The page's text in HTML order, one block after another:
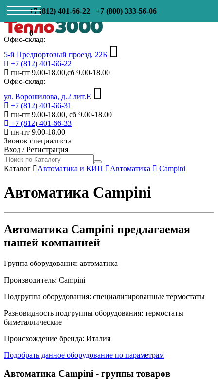
+7 (812) 401-66-22 +7 (800) 333-56-06
0
Офис-склад:
5-й Предпортовый проезд, 22Б
+7 (812) 401-66-22
пн-пт 9.00-18.00,сб 9.00-18.00
Офис-склад:
ул. Ворошилова, д.2 лит.Е
+7 (812) 401-66-31
пн-пт 9.00-18.00, сб 9.00-18.00
+7 (812) 401-66-33
пн-пт 9.00-18.00
Звонок специалиста
Вход /Регистрация
Каталог Автоматика и КИП Автоматика Campini
Автоматика Campini
Автоматика Campini предлагаемая
нашей компанией
Группа оборудования: автоматика
Производитель: Campini
Подгруппа оборудования: специализированные термостаты
Разновидность подгруппы оборудования: термостаты
биметаллические
Происхождение бренда: Италия
Подобрать данное оборудование по параметрам
Автоматика Campini - группы товаров